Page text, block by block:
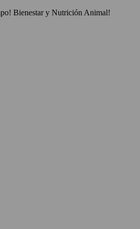
Bienestar y Nutrición Animal!